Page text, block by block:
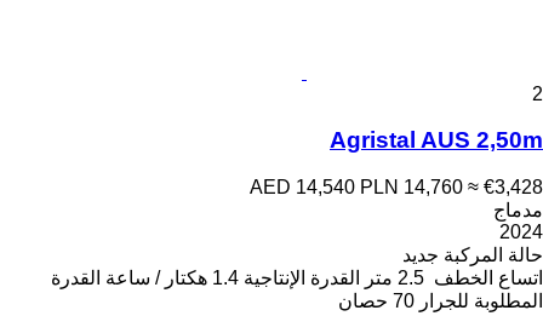
2
Agristal AUS 2,50m
AED 14,540 PLN 14,760 ≈ €3,428
مدماج
2024
حالة المركبة جديد
اتساع الخطف 2.5 متر القدرة الإنتاجية 1.4 هكتار / ساعة
القدرة
المطلوبة للجرار 70 حصان